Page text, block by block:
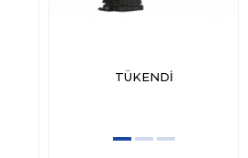
TÜKENDI